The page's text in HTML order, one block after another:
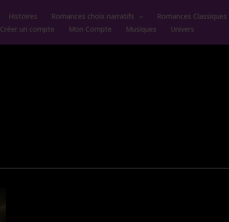
Histoires Romances choix narratifs Romances Classiques
Créer un compte Mon Compte Musiques Univers